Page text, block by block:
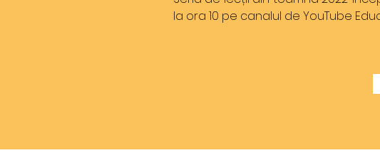
la ora 10 pe canalul de YouTube